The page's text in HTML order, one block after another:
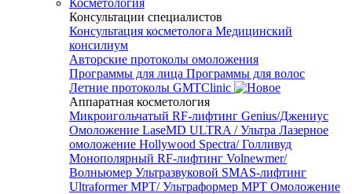
Косметология
Консультации специалистов
Консультация косметолога Медицинский
консилиум
Авторские протоколы омоложения
Программы для лица Программы для волос
Летние протоколы GMTClinic
Аппаратная косметология
Микроигольчатый RF-лифтинг Genius/Джениус
Омоложение LaseMD ULTRA / Ультра Лазерное
омоложение Hollywood Spectra/ Голливуд
Монополярный RF-лифтинг Volnewmer/
Волньюмер Ультразвуковой SMAS-лифтинг
Ultraformer MPT/ Ультраформер MPT Омоложение